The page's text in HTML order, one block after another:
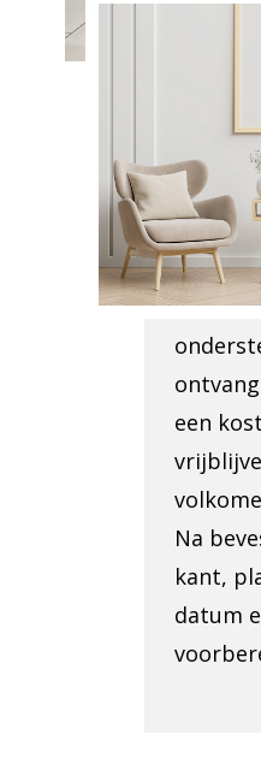
dient
een
Na
kant,
datum